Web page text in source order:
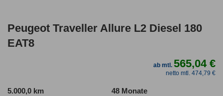
Peugeot Traveller Allure L2 Diesel 180
EAT8
ab mtl.565,04 €
netto mtl. 474,79 €
5.000,0 km 48 Monate